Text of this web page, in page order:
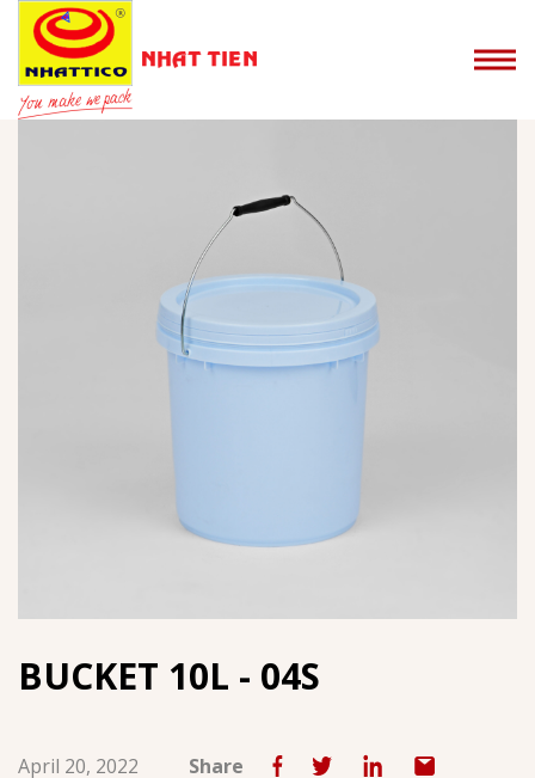
BUCKET 10L - 04S
April 20, 2022 Share